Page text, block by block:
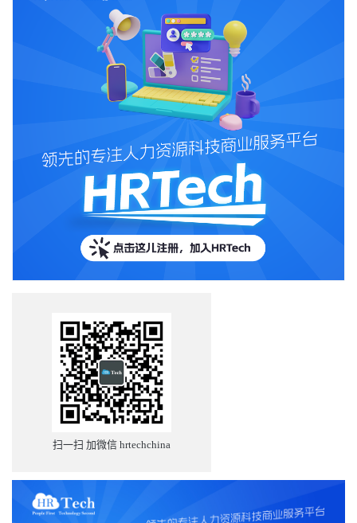
“在我帮您开启招聘申请之前，能否请您说明这个职位要做什么？”然
后它可能继续问你部门的管理幅度（因为它掌握基准数据），并建
议道：“以您预算的薪资水平，寻找内部候选人可能更合适。是否希
望我帮您筛选具备相关技能的公司内部员工？” 一个月后，当你再次
向Galileo求助时，它可能会说：“上次您新招的那位员工似乎上手速
度较慢。我们是否该为团队制定一个新的培训计划，再考虑增员？”
看出差别了吗？当所有这些“助力方向盘式”的AI工具逐渐协同工作
时，下一步就是让AI真正“接管整辆车的驾驶”——帮助企业整体运
作，而非只处理单点事务。Bersin预测：这类系统将在2026年大量落
们几乎发现了一个共同点：他们新培养的最关键能力，是数据管
理、数据标注与数据治理。 我们在构建Galileo的过程中也得到了相
同的教训：如果数据不准确、不及时、未正确标注，AI的输出就会
失真。AI本身并不“理解”这些文字或数字的意义，它只是通过概率
与向量计算来生成答案。因此，哪怕最微小的数据错误，都可能导
致高比例的错误结论。（可参考我关于“45%的新闻查询结果有误”的
发现，“数据所有权”成为了关键战略资源。 例如，IBM在其“Ask
策内容，监测全球数千个地区的法规变动，以提醒潜在风险。可以
预见，所有公司都将踏上这一学习曲线。 智能体将与智能体对话 更
令人兴奋的是：AI智能体之间的“互联互通”即将实现。我们称之为
Agent-to-Agent（A2A）通信，或多代理通信协议（MCP）。虽然这
些协议仍在早期阶段，但企业界已在积极探索。 不过我也要提醒一
句：别急着采购五十个不同的AI代理。如果这些代理不能互相协
作，它们的实际价值会大打折扣。许多客户现在签合同时只签一
年，就是为了避免“被锁死在某个快速过时的AI系统中”。 供应商风
与Anthropic还需面对来自Grok、DeepSeek等新竞争者。如果股市出
现剧烈调整，AI行业也很可能迎来一轮整合。 我认为，那些专注于
扫一扫 加微信 hrtechchina